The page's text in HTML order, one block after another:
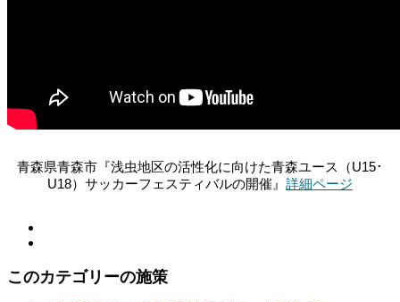
青森県青森市『浅虫地区の活性化に向けた青森ユース（U15･
U18）サッカーフェスティバルの開催』 詳細ページ
このカテゴリーの施策